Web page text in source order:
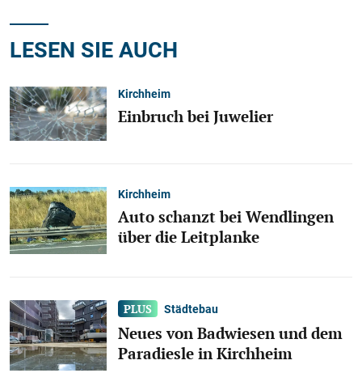
LESEN SIE AUCH
Kirchheim
Einbruch bei Juwelier
Kirchheim
Auto schanzt bei Wendlingen
über die Leitplanke
Städtebau
Neues von Badwiesen und dem
Paradiesle in Kirchheim